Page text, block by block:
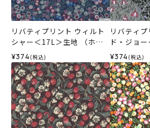
リバティプリント ウィルト
シャー＜17L＞生地 （ホビ
ーラホビーレオリジナル）2
025AW
¥374 (税込)
リバティ
ド・ジョ
（ホビーラ
ナル）
¥374 (税込)